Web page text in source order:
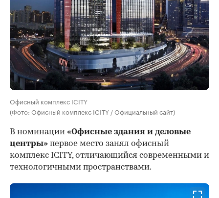
Офисный комплекс ICITY
(Фото: Офисный комплекс ICITY / Официальный сайт)
В номинации «Офисные здания и деловые
центры» первое место занял офисный
комплекс ICITY, отличающийся современными и
технологичными пространствами.